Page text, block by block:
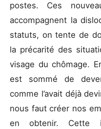
postes. Ces
accompagnent la
statuts, on tente de
la précarité des
visage du chômage.
est sommé de
comme l’avait déjà
nous faut créer nos
en obtenir. Cette